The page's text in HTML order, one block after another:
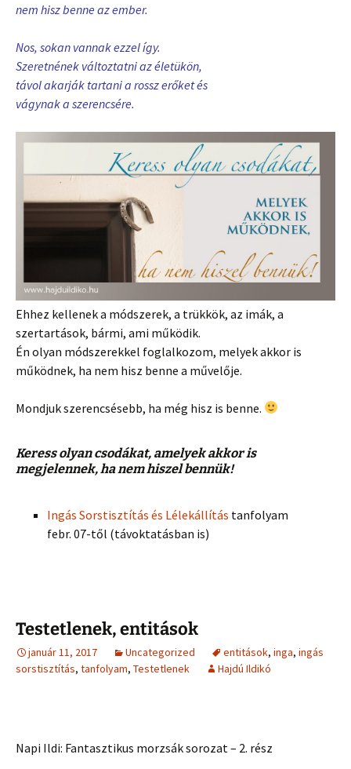
nem hisz benne az ember.
Nos, sokan vannak ezzel így.
Szeretnének változtatni az életükön,
távol akarják tartani a rossz erőket és
vágynak a szerencsére.
Ehhez kellenek a módszerek, a trükkök, az imák, a
szertartások, bármi, ami működik.
Én olyan módszerekkel foglalkozom, melyek akkor is
működnek, ha nem hisz benne a művelője.
Mondjuk szerencsésebb, ha még hisz is benne.
Keress olyan csodákat, amelyek akkor is
megjelennek, ha nem hiszel bennük!
Ingás Sorstisztítás és Lélekállítás tanfolyam
febr. 07-től (távoktatásban is)
Testetlenek, entitások
január 11, 2017 Uncategorized entitások, inga, ingás
sorstisztítás, tanfolyam, Testetlenek Hajdú Ildikó
Napi Ildi: Fantasztikus morzsák sorozat – 2. rész